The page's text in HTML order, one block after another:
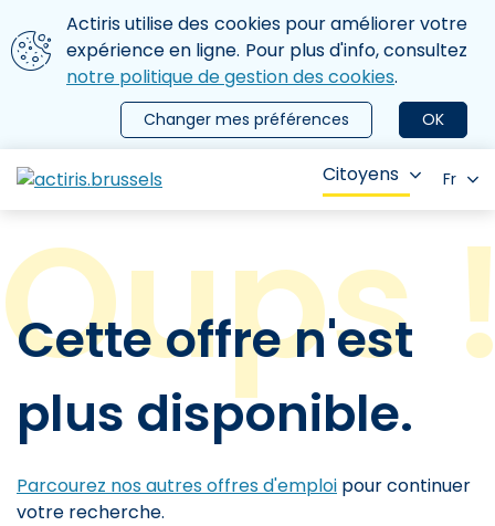
Aller au contenu principal
Nous utilisons des cookies
Actiris utilise des cookies pour améliorer votre
expérience en ligne. Pour plus d'info, consultez
notre politique de gestion des cookies.
OK
Changer mes préférences
le menu
Citoyens Fr
Cette offre n'est
plus disponible.
Parcourez nos autres offres d'emploi pour continuer
votre recherche.